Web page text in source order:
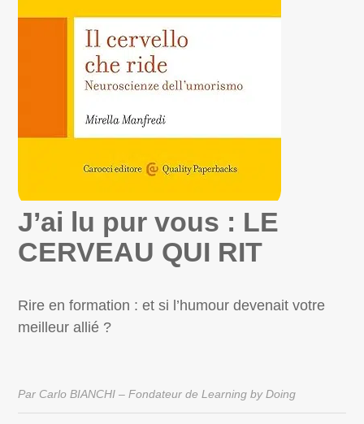
J’ai lu pur vous : LE
CERVEAU QUI RIT
Rire en formation : et si l’humour devenait votre
meilleur allié ?
Par Carlo BIANCHI – Fondateur de Learning by Doing